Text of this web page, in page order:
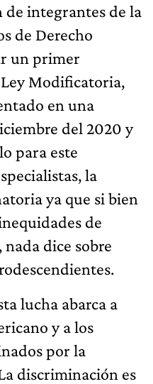
de integrantes de la
de Derecho
un primer
Modificatoria,
en una
del 2020 y
para este
la
ya que si bien
de
dice sobre
lucha abarca a
y a los
por la
discriminación es